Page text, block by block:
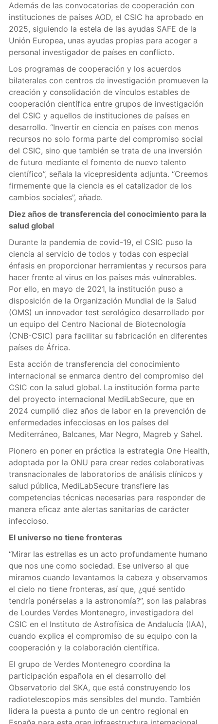
Además de las convocatorias de cooperación con
instituciones de países AOD, el CSIC ha aprobado en
2025, siguiendo la estela de las ayudas SAFE de la
Unión Europea, unas ayudas propias para acoger a
personal investigador de países en conflicto.
Los programas de cooperación y los acuerdos
bilaterales con centros de investigación promueven la
creación y consolidación de vínculos estables de
cooperación científica entre grupos de investigación
del CSIC y aquellos de instituciones de países en
desarrollo. “Invertir en ciencia en países con menos
recursos no solo forma parte del compromiso social
del CSIC, sino que también se trata de una inversión
de futuro mediante el fomento de nuevo talento
científico”, señala la vicepresidenta adjunta. “Creemos
firmemente que la ciencia es el catalizador de los
cambios sociales”, añade.
Diez años de transferencia del conocimiento para la
salud global
Durante la pandemia de covid-19, el CSIC puso la
ciencia al servicio de todos y todas con especial
énfasis en proporcionar herramientas y recursos para
hacer frente al virus en los países más vulnerables.
Por ello, en mayo de 2021, la institución puso a
disposición de la Organización Mundial de la Salud
(OMS) un innovador test serológico desarrollado por
un equipo del Centro Nacional de Biotecnología
(CNB-CSIC) para facilitar su fabricación en diferentes
países de África.
Esta acción de transferencia del conocimiento
internacional se enmarca dentro del compromiso del
CSIC con la salud global. La institución forma parte
del proyecto internacional MediLabSecure, que en
2024 cumplió diez años de labor en la prevención de
enfermedades infecciosas en los países del
Mediterráneo, Balcanes, Mar Negro, Magreb y Sahel.
Pionero en poner en práctica la estrategia One Health,
adoptada por la ONU para crear redes colaborativas
transnacionales de laboratorios de análisis clínicos y
salud pública, MediLabSecure transfiere las
competencias técnicas necesarias para responder de
manera eficaz ante alertas sanitarias de carácter
infeccioso.
El universo no tiene fronteras
“Mirar las estrellas es un acto profundamente humano
que nos une como sociedad. Ese universo al que
miramos cuando levantamos la cabeza y observamos
el cielo no tiene fronteras, así que, ¿qué sentido
tendría ponérselas a la astronomía?”, son las palabras
de Lourdes Verdes Montenegro, investigadora del
CSIC en el Instituto de Astrofísica de Andalucía (IAA),
cuando explica el compromiso de su equipo con la
cooperación y la colaboración científica.
El grupo de Verdes Montenegro coordina la
participación española en el desarrollo del
Observatorio del SKA, que está construyendo los
radiotelescopios más sensibles del mundo. También
lidera la puesta a punto de un centro regional en